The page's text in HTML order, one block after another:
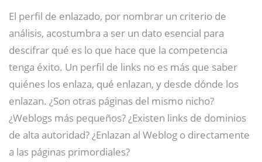
El perfil de enlazado, por nombrar un criterio de
análisis, acostumbra a ser un dato esencial para
descifrar qué es lo que hace que la competencia
tenga éxito. Un perfil de links no es más que saber
quiénes los enlaza, qué enlazan, y desde dónde los
enlazan. ¿Son otras páginas del mismo nicho?
¿Weblogs más pequeños? ¿Existen links de dominios
de alta autoridad? ¿Enlazan al Weblog o directamente
a las páginas primordiales?